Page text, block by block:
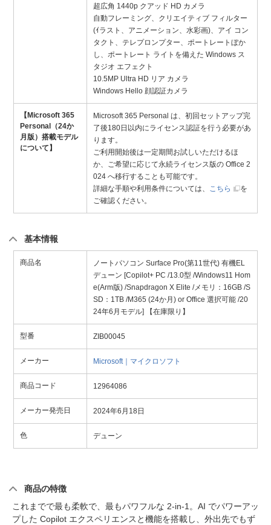
超広角 1440p クアッド HD カメラ
自動フレーミング、クリエイティブ フィルター
(ｲラスト、アニメーション、水彩画)、アイ コン
タクト、テレプロンプター、ポートレートぼか
し、ポートレート ライトを備えた Windows ス
タジオ エフェクト
10.5MP Ultra HD リア カメラ
Windows Hello 顔認証カメラ
【Microsoft 365
Personal（24か
月版）搭載モデル
について】
Microsoft 365 Personal は、初回セットアップ完
了後180日以内にライセンス認証を行う必要があ
ります。
ご利用開始後は一定期間お試しいただけるほ
か、ご希望に応じて永続ライセンス版の Office 2
024 へ移行することも可能です。
詳細な手順や利用条件については、 こちら
を
ご確認ください。
基本情報
商品名
ノートパソコン Surface Pro(第11世代) 有機EL
デューン [Copilot+ PC /13.0型 /Windows11 Hom
e(Arm版) /Snapdragon X Elite /メモリ：16GB /S
SD：1TB /M365 (24か月) or Office 選択可能 /20
24年6月モデル] 【在庫限り】
型番 ZIB00045
メーカー Microsoft｜マイクロソフト
商品コード 12964086
メーカー発売日 2024年6月18日
色 デューン
商品の特徴
これまでで最も柔軟で、最もパワフルな 2-in-1。AI でパワーアッ
プした Copilot エクスペリエンスと機能を搭載し、外出先でもず